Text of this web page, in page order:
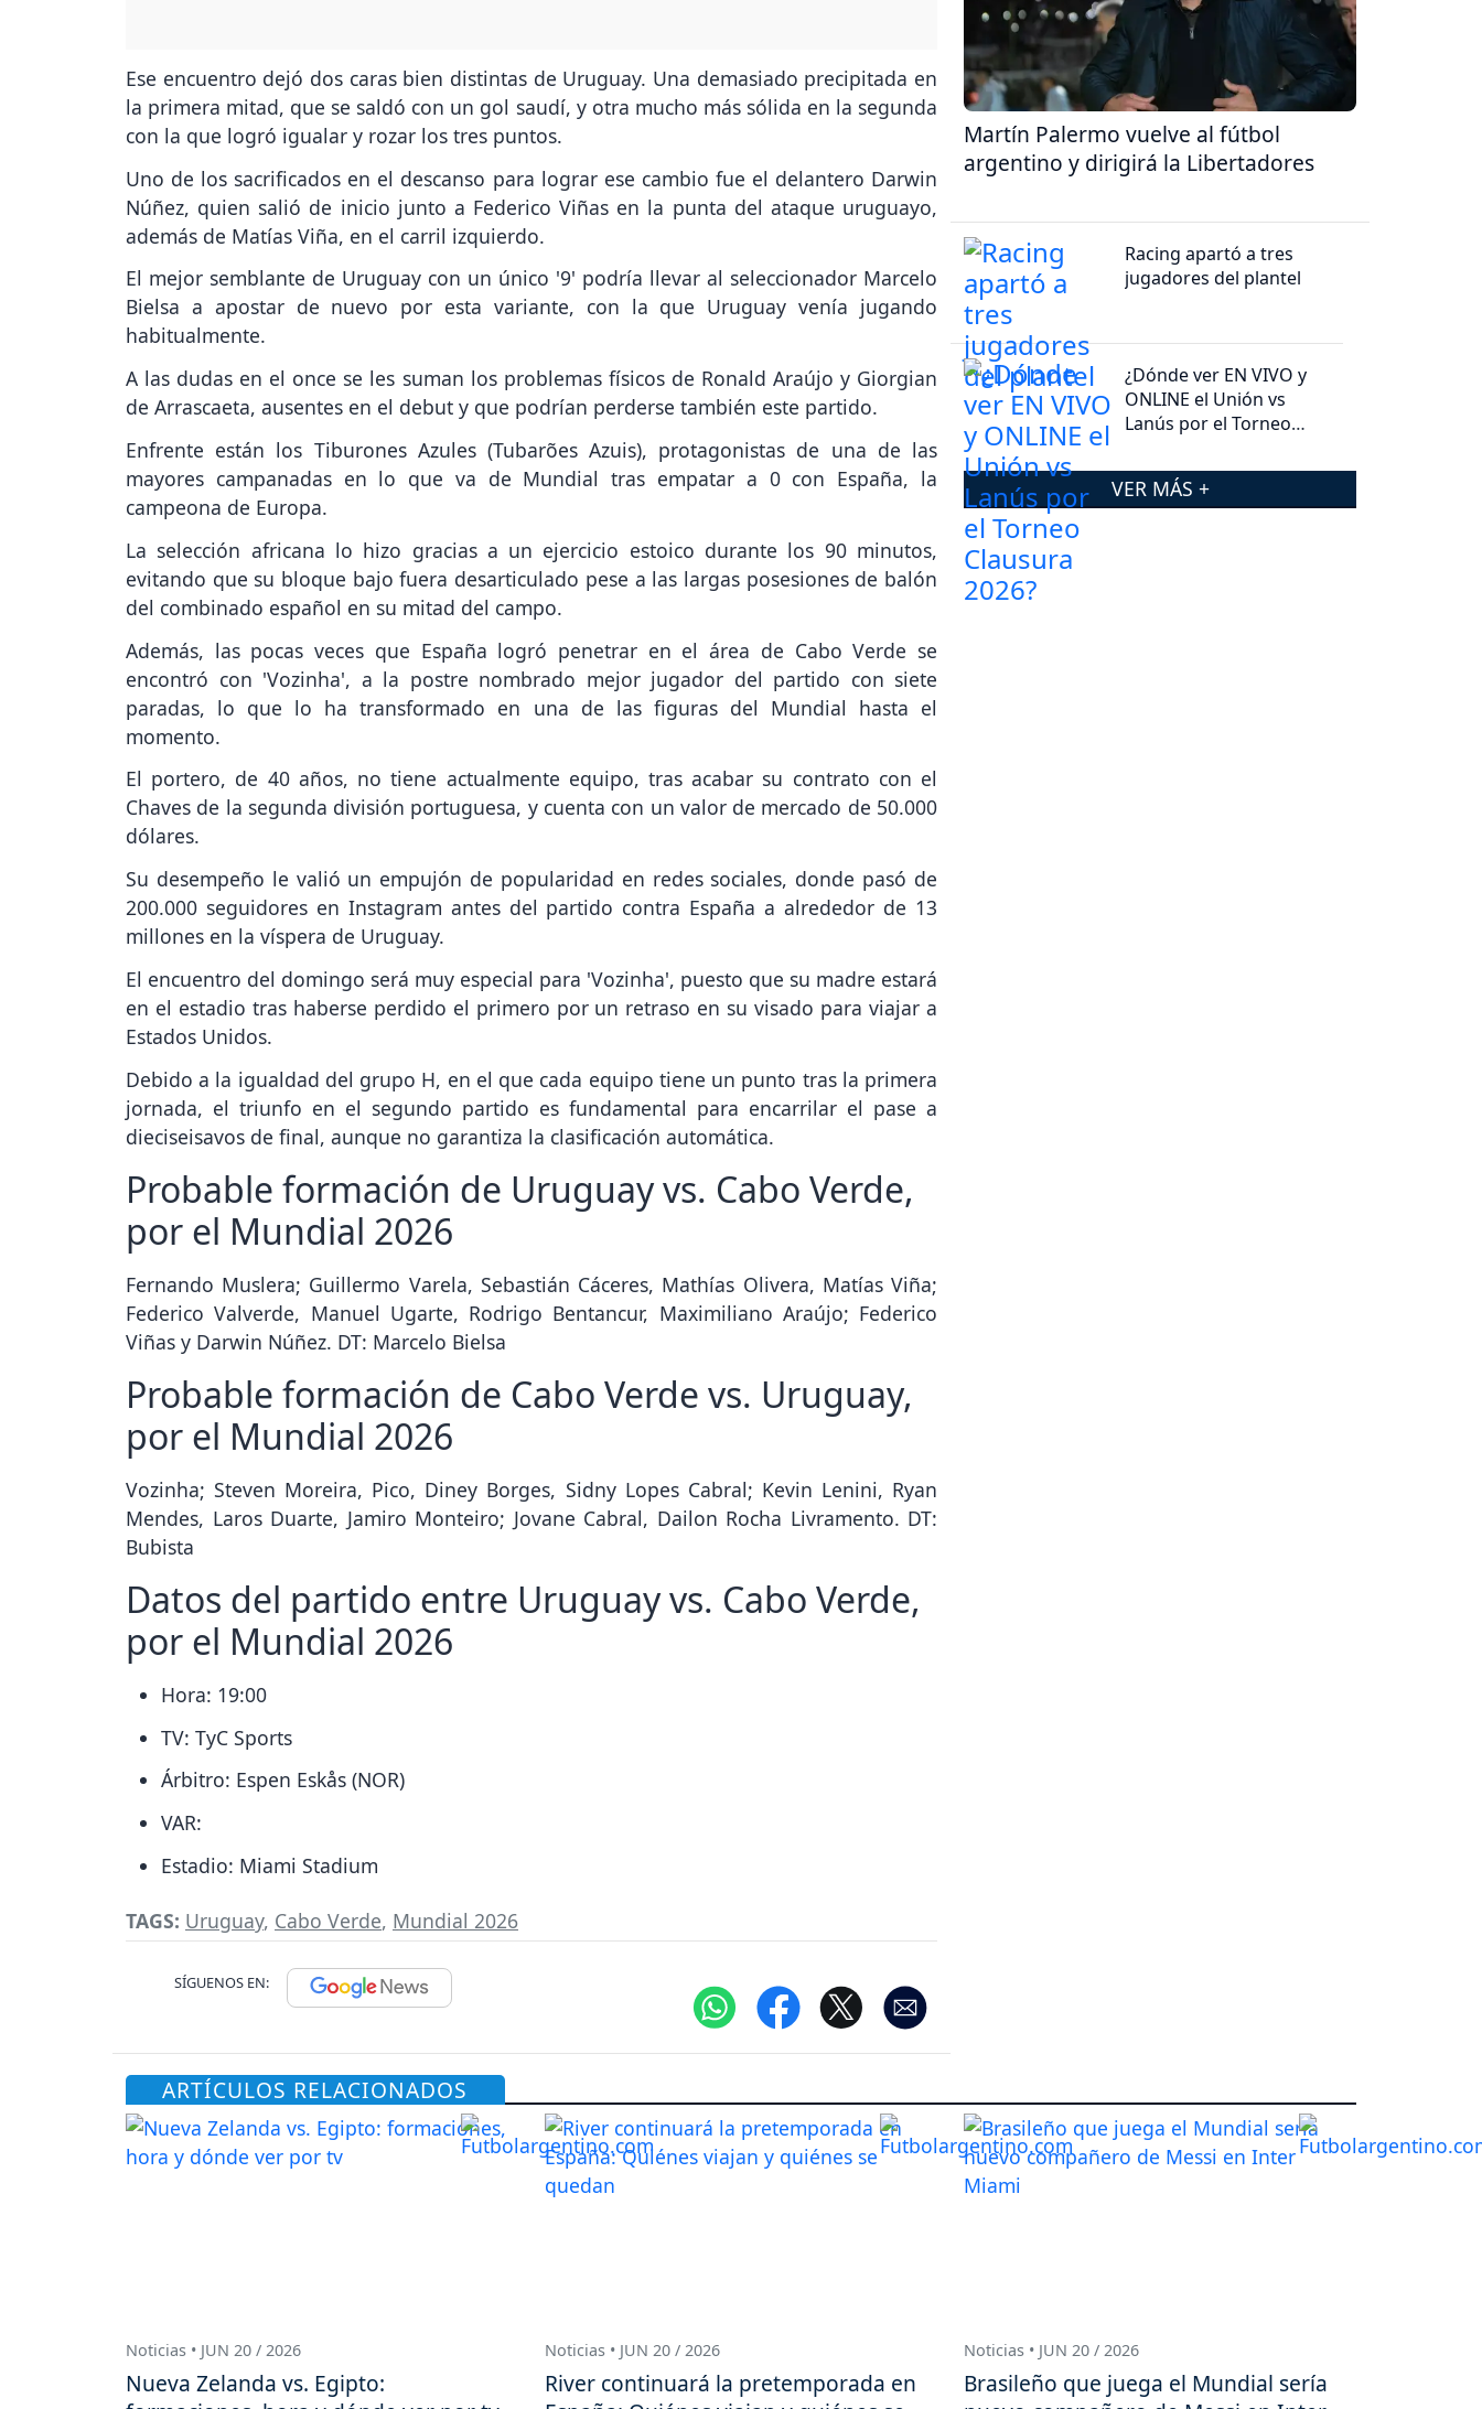
Ese encuentro dejó dos caras bien distintas de Uruguay. Una demasiado precipitada en
la primera mitad, que se saldó con un gol saudí, y otra mucho más sólida en la segunda
con la que logró igualar y rozar los tres puntos.
Uno de los sacrificados en el descanso para lograr ese cambio fue el delantero Darwin
Núñez, quien salió de inicio junto a Federico Viñas en la punta del ataque uruguayo,
además de Matías Viña, en el carril izquierdo.
El mejor semblante de Uruguay con un único '9' podría llevar al seleccionador Marcelo
Bielsa a apostar de nuevo por esta variante, con la que Uruguay venía jugando
habitualmente.
A las dudas en el once se les suman los problemas físicos de Ronald Araújo y Giorgian
de Arrascaeta, ausentes en el debut y que podrían perderse también este partido.
Enfrente están los Tiburones Azules (Tubarões Azuis), protagonistas de una de las
mayores campanadas en lo que va de Mundial tras empatar a 0 con España, la
campeona de Europa.
La selección africana lo hizo gracias a un ejercicio estoico durante los 90 minutos,
evitando que su bloque bajo fuera desarticulado pese a las largas posesiones de balón
del combinado español en su mitad del campo.
Además, las pocas veces que España logró penetrar en el área de Cabo Verde se
encontró con 'Vozinha', a la postre nombrado mejor jugador del partido con siete
paradas, lo que lo ha transformado en una de las figuras del Mundial hasta el
momento.
El portero, de 40 años, no tiene actualmente equipo, tras acabar su contrato con el
Chaves de la segunda división portuguesa, y cuenta con un valor de mercado de 50.000
dólares.
Su desempeño le valió un empujón de popularidad en redes sociales, donde pasó de
200.000 seguidores en Instagram antes del partido contra España a alrededor de 13
millones en la víspera de Uruguay.
El encuentro del domingo será muy especial para 'Vozinha', puesto que su madre estará
en el estadio tras haberse perdido el primero por un retraso en su visado para viajar a
Estados Unidos.
Debido a la igualdad del grupo H, en el que cada equipo tiene un punto tras la primera
jornada, el triunfo en el segundo partido es fundamental para encarrilar el pase a
dieciseisavos de final, aunque no garantiza la clasificación automática.
Probable formación de Uruguay vs. Cabo Verde,
por el Mundial 2026
Fernando Muslera; Guillermo Varela, Sebastián Cáceres, Mathías Olivera, Matías Viña;
Federico Valverde, Manuel Ugarte, Rodrigo Bentancur, Maximiliano Araújo; Federico
Viñas y Darwin Núñez. DT: Marcelo Bielsa
Probable formación de Cabo Verde vs. Uruguay,
por el Mundial 2026
Vozinha; Steven Moreira, Pico, Diney Borges, Sidny Lopes Cabral; Kevin Lenini, Ryan
Mendes, Laros Duarte, Jamiro Monteiro; Jovane Cabral, Dailon Rocha Livramento. DT:
Bubista
Datos del partido entre Uruguay vs. Cabo Verde,
por el Mundial 2026
Hora: 19:00
TV: TyC Sports
Árbitro: Espen Eskås (NOR)
VAR:
Estadio: Miami Stadium
TAGS: Uruguay, Cabo Verde, Mundial 2026
SÍGUENOS EN:
Martín Palermo vuelve al fútbol
argentino y dirigirá la Libertadores
Racing apartó a tres
jugadores del plantel
¿Dónde ver EN VIVO y
ONLINE el Unión vs
Lanús por el Torneo
VER MÁS +
ARTÍCULOS RELACIONADOS
Noticias • JUN 20 / 2026
Nueva Zelanda vs. Egipto:
Noticias • JUN 20 / 2026
River continuará la pretemporada en
Noticias • JUN 20 / 2026
Brasileño que juega el Mundial sería